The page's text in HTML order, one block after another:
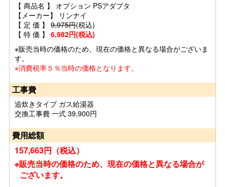
【 商品名 】 オプション PSアダプタ
【メーカー】 リンナイ
【 定 価 】 9,975円(税込)
【 特 価 】 6,982円(税込)
※販売当時の価格のため、現在の価格と異なる場合がございま
す。
※消費税率５％当時の価格となります。
工事費
追炊きタイプ ガス給湯器
交換工事費 一式 39,900円
費用総額
157,663円（税込）
※販売当時の価格のため、現在の価格と異なる場合が
ございます。